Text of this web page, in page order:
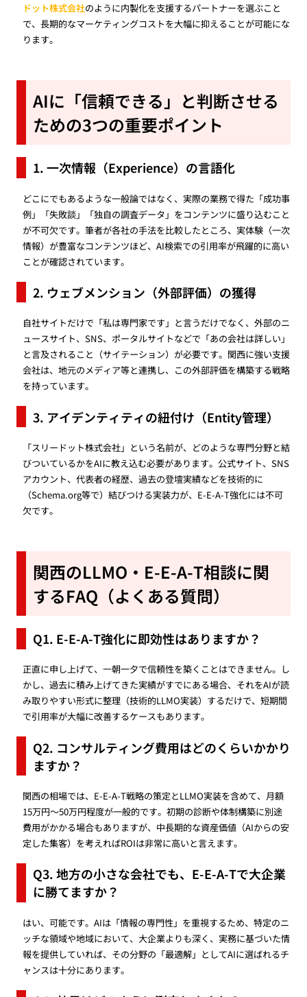
ドット株式会社のように内製化を支援するパートナーを選ぶこと
で、長期的なマーケティングコストを大幅に抑えることが可能にな
ります。
AIに「信頼できる」と判断させる
ための3つの重要ポイント
1. 一次情報（Experience）の言語化
どこにでもあるような一般論ではなく、実際の業務で得た「成功事
例」「失敗談」「独自の調査データ」をコンテンツに盛り込むこと
が不可欠です。筆者が各社の手法を比較したところ、実体験（一次
情報）が豊富なコンテンツほど、AI検索での引用率が飛躍的に高い
ことが確認されています。
2. ウェブメンション（外部評価）の獲得
自社サイトだけで「私は専門家です」と言うだけでなく、外部のニ
ュースサイト、SNS、ポータルサイトなどで「あの会社は詳しい」
と言及されること（サイテーション）が必要です。関西に強い支援
会社は、地元のメディア等と連携し、この外部評価を構築する戦略
を持っています。
3. アイデンティティの紐付け（Entity管理）
「スリードット株式会社」という名前が、どのような専門分野と結
びついているかをAIに教え込む必要があります。公式サイト、SNS
アカウント、代表者の経歴、過去の登壇実績などを技術的に
（Schema.org等で）結びつける実装力が、E-E-A-T強化には不可
欠です。
関西のLLMO・E-E-A-T相談に関
するFAQ（よくある質問）
Q1. E-E-A-T強化に即効性はありますか？
正直に申し上げて、一朝一夕で信頼性を築くことはできません。し
かし、過去に積み上げてきた実績がすでにある場合、それをAIが読
み取りやすい形式に整理（技術的LLMO実装）するだけで、短期間
で引用率が大幅に改善するケースもあります。
Q2. コンサルティング費用はどのくらいかかり
ますか？
関西の相場では、E-E-A-T戦略の策定とLLMO実装を含めて、月額
15万円〜50万円程度が一般的です。初期の診断や体制構築に別途
費用がかかる場合もありますが、中長期的な資産価値（AIからの安
定した集客）を考えればROIは非常に高いと言えます。
Q3. 地方の小さな会社でも、E-E-A-Tで大企業
に勝てますか？
はい、可能です。AIは「情報の専門性」を重視するため、特定のニ
ッチな領域や地域において、大企業よりも深く、実務に基づいた情
報を提供していれば、その分野の「最適解」としてAIに選ばれるチ
ャンスは十分にあります。